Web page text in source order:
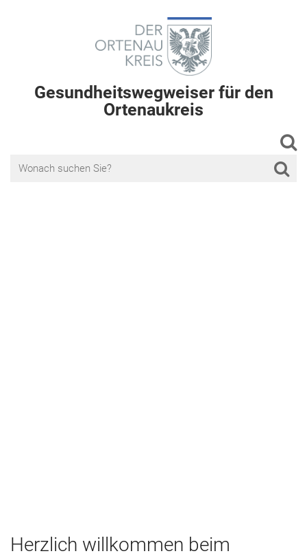
Gesundheitswegweiser für den
Ortenaukreis
Herzlich willkommen beim